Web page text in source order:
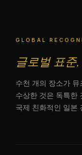
GLOBAL
글로벌 표준
수천 개의 장소가
수상한 것은 독특한
국제 친화적인 일본